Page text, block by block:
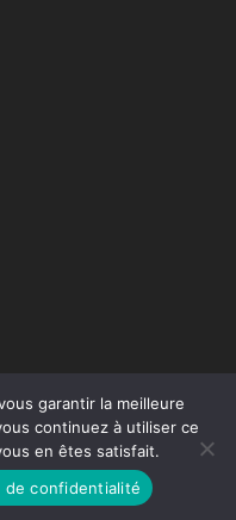
Jus de Citron
garantir la meilleure
continuez à utiliser ce
en êtes satisfait.
de confidentialité